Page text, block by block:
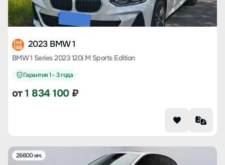
CHE
168 2023 BMW 1
BMW 1 Series 2023 120i M Sports Edition
Гарантия 1 - 3 года
от1 834 100₽
26600 км.